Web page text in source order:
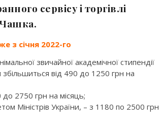
сервісу і торгівлі
з січня 2022-го
звичайної академічної стипендії
збільшиться від 490 до 1250 грн на
до 2750 грн на місяць;
Міністрів України, – з 1180 по 2500 грн